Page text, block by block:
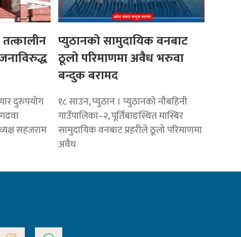
दुरुपयोग
सहजराम
प्युठानको सामुदायिक वनबाट
ठूलो परिमाणमा अवैध भरुवा
बन्दुक बरामद
१८ साउन, प्युठान । प्युठानको नौबहिनी
गाउँपालिका–२, पूर्तिबाङस्थित मास्बिर
सामुदायिक वनबाट प्रहरीले ठूलो परिमाणमा
अवैध